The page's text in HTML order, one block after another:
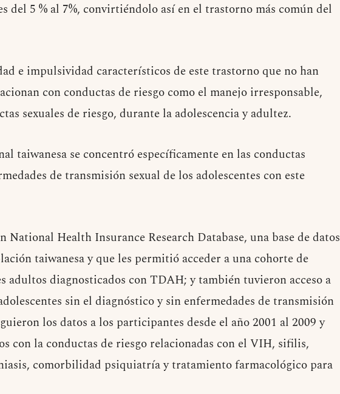
del 5 % al 7%, convirtiéndolo así en el trastorno más común del
e impulsividad característicos de este trastorno que no han
con conductas de riesgo como el manejo irresponsable,
sexuales de riesgo, durante la adolescencia y adultez.
taiwanesa se concentró específicamente en las conductas
de transmisión sexual de los adolescentes con este
Health Insurance Research Database, una base de datos
taiwanesa y que les permitió acceder a una cohorte de
adultos diagnosticados con TDAH; y también tuvieron acceso a
sin el diagnóstico y sin enfermedades de transmisión
los datos a los participantes desde el año 2001 al 2009 y
con la conductas de riesgo relacionadas con el VIH, sifilis,
comorbilidad psiquiatría y tratamiento farmacológico para